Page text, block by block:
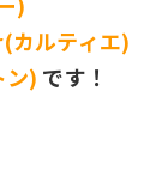
ルティエ)
ン) です！